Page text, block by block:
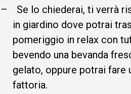
–
Se lo chiederai, ti verrà
in giardino dove potrai
pomeriggio in relax con
bevendo una bevanda
gelato, oppure potrai fare
fattoria.